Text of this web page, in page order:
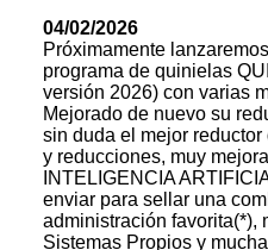
04/02/2026
Próximamente
programa de quinielas
versión 2026) con varias
Mejorado de nuevo su
sin duda el mejor
y reducciones, muy
INTELIGENCIA
enviar para sellar una
administración favorita(*),
Sistemas Propios y